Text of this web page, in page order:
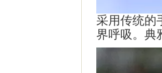
采用传统的
界呼吸。典